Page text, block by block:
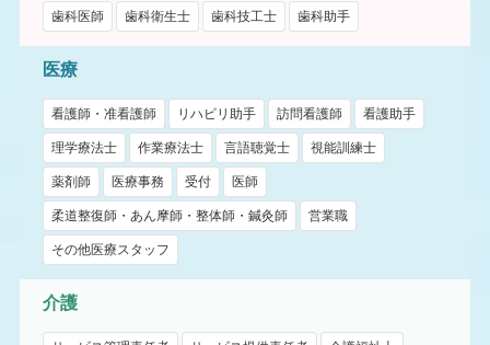
歯科医師 歯科衛生士 歯科技工士 歯科助手
医療
看護師・准看護師 リハビリ助手 訪問看護師 看護助手
理学療法士 作業療法士 言語聴覚士 視能訓練士
薬剤師 医療事務 受付 医師
柔道整復師・あん摩師・整体師・鍼灸師 営業職
その他医療スタッフ
介護